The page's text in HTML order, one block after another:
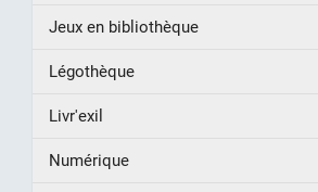
Jeux en bibliothèque
Légothèque
Livr'exil
Numérique